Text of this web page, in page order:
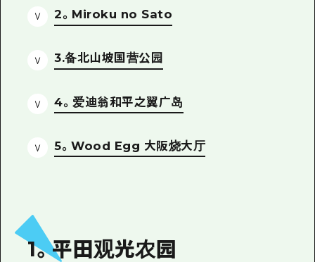
常见问题解答
照片下载
广岛观光宣传册
2。Miroku no Sato
3.备北山坡国营公园
4。爱迪翁和平之翼广岛
5。Wood Egg 大阪烧大厅
1。平田观光农园